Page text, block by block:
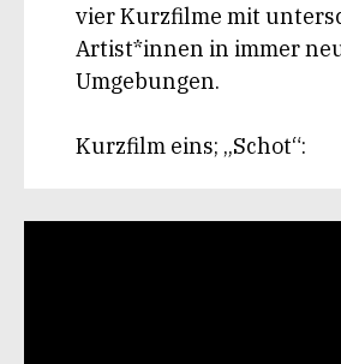
vier Kurzfilme mit
Artist*innen in immer
Umgebungen.
Kurzfilm eins; „Schot“: